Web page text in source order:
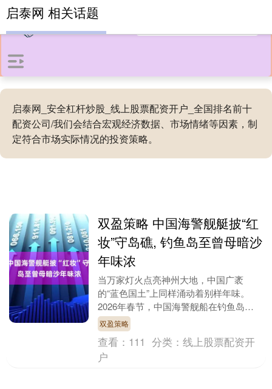
启泰网_安全杠杆炒股_线上股票配资开户_全国排名前十
配资公司/我们会结合宏观经济数据、市场情绪等因素，制
定符合市场实际情况的投资策略。
启泰网 相关话题
双盈策略 中国海警舰艇披“红
妆”守岛礁, 钓鱼岛至曾母暗沙
年味浓
当万家灯火点亮神州大地，中国广袤
的“蓝色国土”上同样涌动着别样年味。
2026年春节，中国海警舰船在钓鱼岛、
黄岩岛、仁爱礁、仙宾礁、铁线礁等中国
固有岛礁巡航值守，....
双盈策略
查看： 111 分类：线上股票配资开
户